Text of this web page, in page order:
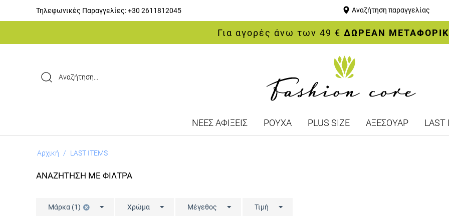
Τηλεφωνικές Παραγγελίες:+30 2611812045 Αναζήτηση παραγγελίας
Για αγορές άνω των 49 € ΔΩΡΕΑΝ
ΝΕΕΣ ΑΦΙΞΕΙΣ ΡΟΥΧΑ PLUS SIZE ΑΞΕΣΟΥΑΡ LAST
Αρχική / LAST ITEMS
ΑΝΑΖΗΤΗΣΗ ΜΕ ΦΙΛΤΡΑ
Μάρκα (1) Χρώμα Μέγεθος Τιμή